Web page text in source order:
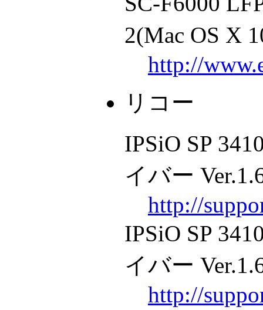
2(Mac OS X
http://
リコー
IPSiO SP
イバー
http://
IPSiO SP
イバー
http://